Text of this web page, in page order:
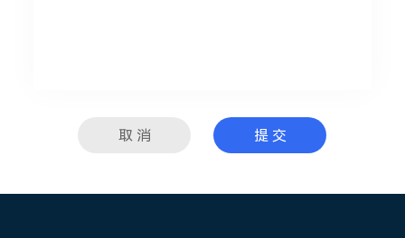
提 交
取 消